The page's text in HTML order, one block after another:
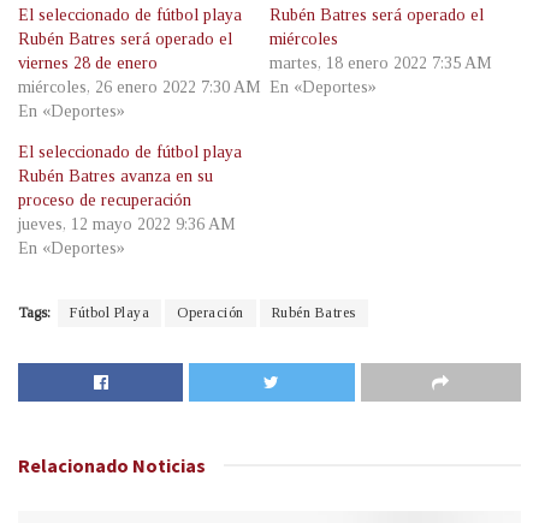
El seleccionado de fútbol playa
Rubén Batres será operado el
viernes 28 de enero
miércoles, 26 enero 2022 7:30 AM
En «Deportes»
Rubén Batres será operado el
miércoles
martes, 18 enero 2022 7:35 AM
En «Deportes»
El seleccionado de fútbol playa
Rubén Batres avanza en su
proceso de recuperación
jueves, 12 mayo 2022 9:36 AM
En «Deportes»
Tags: Fútbol Playa Operación Rubén Batres
Relacionado Noticias